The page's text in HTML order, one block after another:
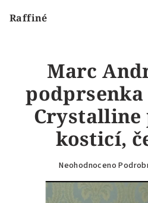
Raffiné
Marc
podprsenka
Crystalline
kosticí,
Průměrné
Neohodnoceno